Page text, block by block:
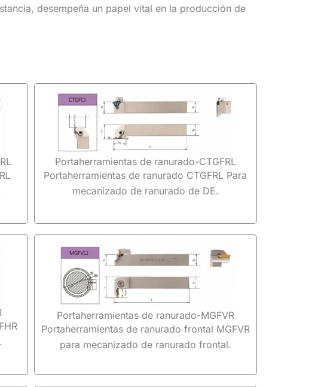
desempeña un papel vital en la producción de
Portaherramientas de ranurado-CTGFRL
Portaherramientas de ranurado CTGFRL Para
mecanizado de ranurado de DE.
Portaherramientas de ranurado-MGFVR
Portaherramientas de ranurado frontal MGFVR
para mecanizado de ranurado frontal.